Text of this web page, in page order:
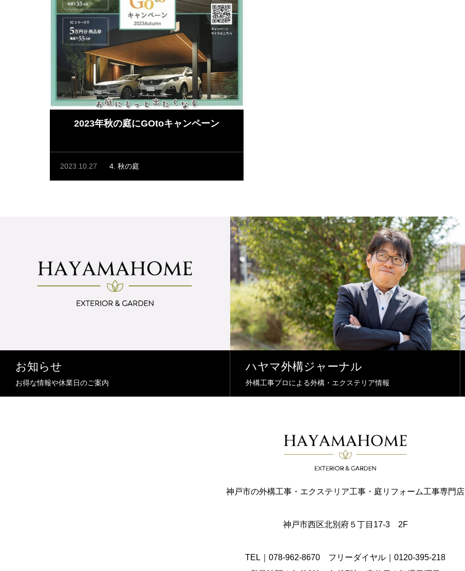
2023年秋の庭にGOtoキャンペーン
2023.10.27 4. 秋の庭
お知らせ
お得な情報や休業日のご案内
ハヤマ外構ジャーナル
外構工事プロによる外構・エクステリア情報
神戸市の外構工事・エクステリア工事・庭リフォーム工事専門店
神戸市西区北別府５丁目17-3 2F
TEL｜078-962-8670 フリーダイヤル｜0120-395-218